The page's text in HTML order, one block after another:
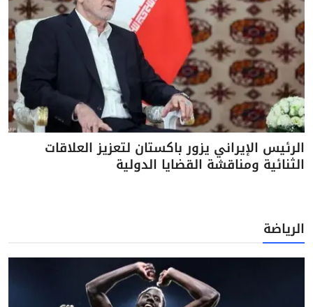
الرئيس الإيراني يزور باكستان لتعزيز العلاقات
الثنائية ومناقشة القضايا الدولية
الرياضة